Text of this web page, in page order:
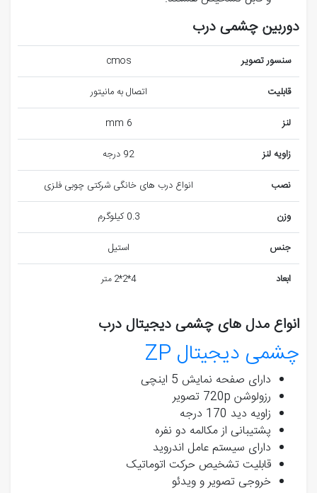
دوربین چشمی درب
سنسور تصویر
cmos
قابلیت
اتصال به مانیتور
لنز
6 mm
زاویه لنز
92 درجه
نصب
انواع درب های خانگی شرکتی چوبی فلزی
وزن
0.3 کیلوگرم
جنس
استیل
ابعاد
4*2*2 متر
انواع مدل های چشمی دیجیتال درب
چشمی دیجیتال ZP
دارای صفحه نمایش 5 اینچی
رزولوشن 720p تصویر
زاویه دید 170 درجه
پشتیبانی از مکالمه دو نفره
دارای سیستم عامل اندروید
قابلیت تشخیص حرکت اتوماتیک
خروجی تصویر و ویدئو